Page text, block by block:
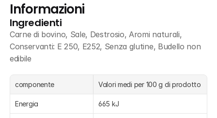
Informazioni
Ingredienti
Carne di bovino, Sale, Destrosio, Aromi naturali,
Conservanti: E 250, E252, Senza glutine, Budello non
edibile
componente Valori medi per 100 g di prodotto
Energia 665 kJ